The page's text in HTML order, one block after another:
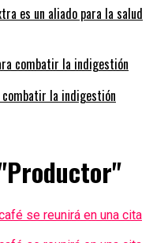
es un aliado para la salud
la indigestión